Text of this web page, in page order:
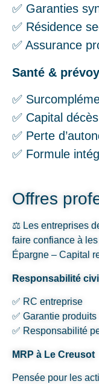
✅ Garanties
✅ Résidence
✅ Assurance
Santé &
✅
✅ Capital décès
✅ Perte
✅ Formule
Offres
⚖️ Les entreprises
faire confiance à
Épargne – Capital
Responsabilité
✅ RC entreprise
✅ Garantie produits
✅ Responsabilité
MRP à Le Creusot
Pensée pour les